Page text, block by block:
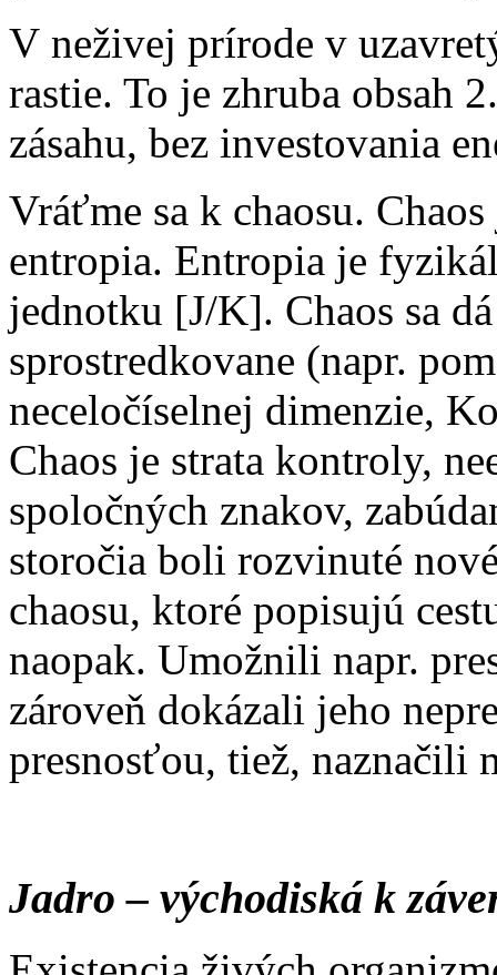
V neživej prírode v
rastie. To je zhruba obsah
zásahu, bez investovania
Vráťme sa k chaosu.
entropia. Entropia je
jednotku [J/K]. Chaos sa
sprostredkovane (napr.
neceločíselnej dimenzie,
Chaos je strata kontroly,
spoločných znakov,
storočia boli rozvinuté
chaosu, ktoré popisujú
naopak. Umožnili napr.
zároveň dokázali jeho
presnosťou, tiež, naznačili
Jadro – východiská k